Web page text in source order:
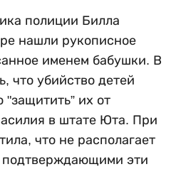
полиции Билла
нашли рукописное
именем бабушки. В
что убийство детей
их от
в штате Юта. При
что не располагает
подтверждающими эти